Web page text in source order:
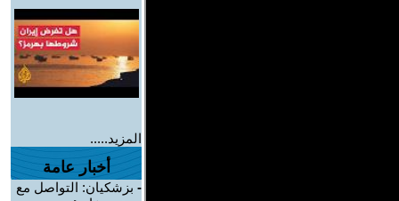
المزيد.....
أخبار عامة
- بزشكيان: التواصل مع